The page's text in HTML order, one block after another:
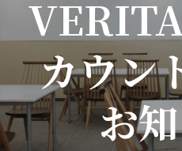
カウン
お